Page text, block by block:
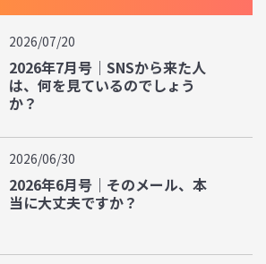
2026/07/20
2026年7月号｜SNSから来た人
は、何を見ているのでしょう
か？
2026/06/30
2026年6月号｜そのメール、本
当に大丈夫ですか？